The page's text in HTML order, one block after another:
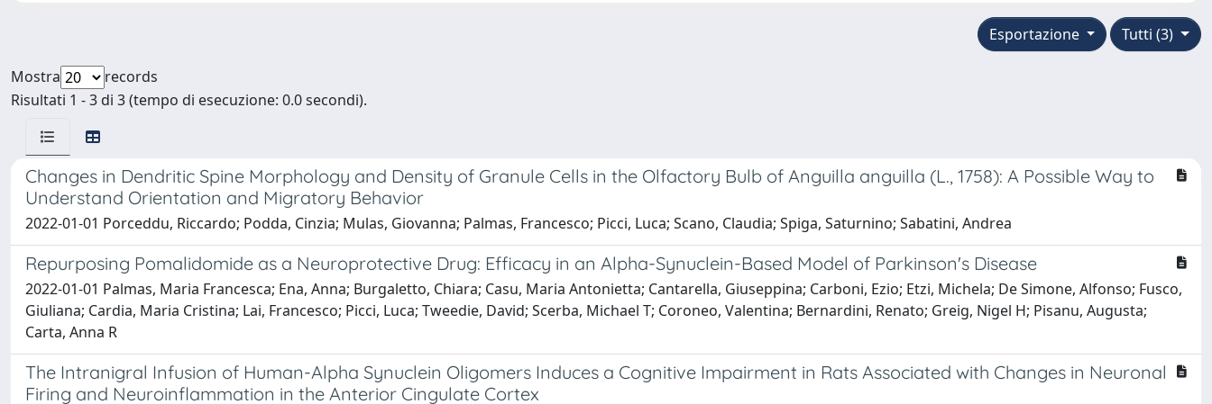
Tutti (3)
Esportazione
Mostra
records
Risultati 1 - 3 di 3 (tempo di esecuzione: 0.0 secondi).
Changes in Dendritic Spine Morphology and Density of Granule Cells in the Olfactory Bulb of Anguilla anguilla (L., 1758): A Possible Way to
Understand Orientation and Migratory Behavior
2022-01-01 Porceddu, Riccardo; Podda, Cinzia; Mulas, Giovanna; Palmas, Francesco; Picci, Luca; Scano, Claudia; Spiga, Saturnino; Sabatini, Andrea
Repurposing Pomalidomide as a Neuroprotective Drug: Efficacy in an Alpha-Synuclein-Based Model of Parkinson's Disease
2022-01-01 Palmas, Maria Francesca; Ena, Anna; Burgaletto, Chiara; Casu, Maria Antonietta; Cantarella, Giuseppina; Carboni, Ezio; Etzi, Michela; De Simone, Alfonso; Fusco,
Giuliana; Cardia, Maria Cristina; Lai, Francesco; Picci, Luca; Tweedie, David; Scerba, Michael T; Coroneo, Valentina; Bernardini, Renato; Greig, Nigel H; Pisanu, Augusta;
Carta, Anna R
The Intranigral Infusion of Human-Alpha Synuclein Oligomers Induces a Cognitive Impairment in Rats Associated with Changes in Neuronal
Firing and Neuroinflammation in the Anterior Cingulate Cortex